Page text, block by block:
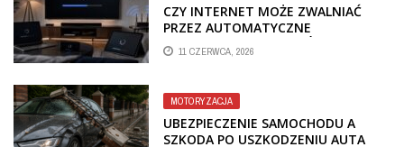
CZY INTERNET MOŻE ZWALNIAĆ
PRZEZ AUTOMATYCZNE
AKTUALIZACJE SYSTEMÓW SMART
TV?
11 CZERWCA, 2026
MOTORYZACJA
UBEZPIECZENIE SAMOCHODU A
SZKODA PO USZKODZENIU AUTA